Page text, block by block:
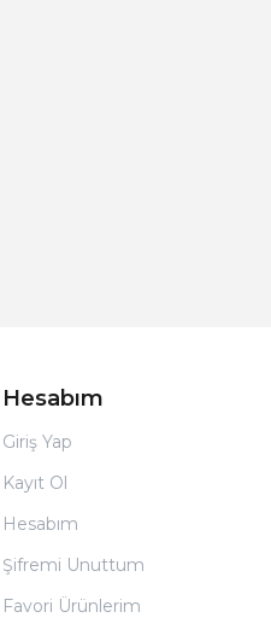
Hesabım
Giriş Yap
Kayıt Ol
Hesabım
Şifremi Unuttum
Favori Ürünlerim